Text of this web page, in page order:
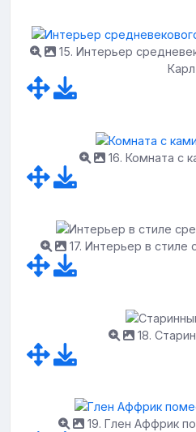
15. Интерьер
Карл
16. Комната с
17. Интерьер в стиле
18.
19. Глен Аффрик